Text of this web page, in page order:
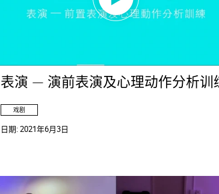
表演 — 演前表演及心理动作分析训
戏剧
日期:2021年6月3日